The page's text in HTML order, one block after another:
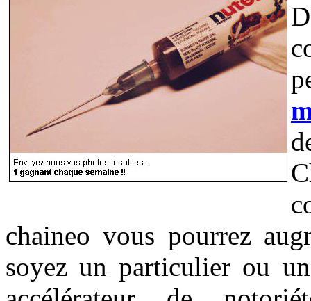
chaineo vous pourrez
soyez un particulier ou